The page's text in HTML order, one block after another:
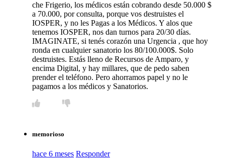
che Frigerio, los médicos están cobrando desde 50.000 $
a 70.000, por consulta, porque vos destruistes el
IOSPER, y no les Pagas a los Médicos. Y alos que
tenemos IOSPER, nos dan turnos para 20/30 días.
IMAGINATE, si tenés corazón una Urgencia , que hoy
ronda en cualquier sanatorio los 80/100.000$. Solo
destruistes. Estás lleno de Recursos de Amparo, y
encima Digital, y hay millares, que de pedo saben
prender el teléfono. Pero ahorramos papel y no le
pagamos a los médicos y Sanatorios.
memorioso
hace 6 meses Responder